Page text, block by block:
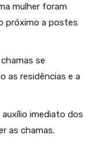
mulher foram
próximo a postes
se
as residências e a
imediato dos
as chamas.